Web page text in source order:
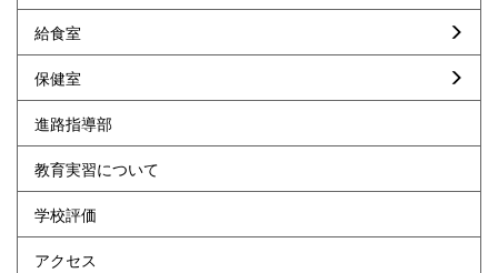
給食室
保健室
進路指導部
教育実習について
学校評価
アクセス